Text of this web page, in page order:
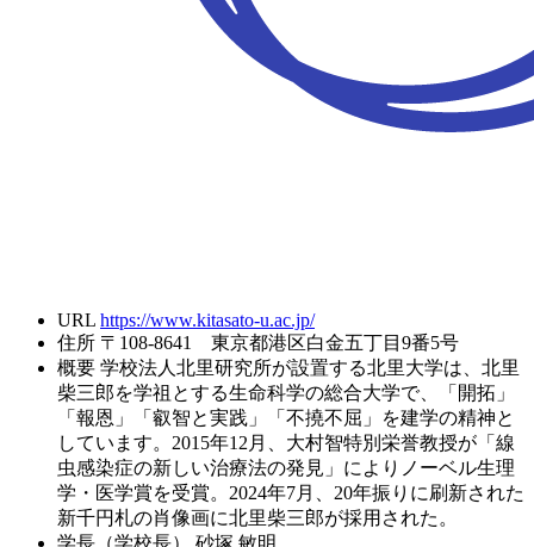
URL https://www.kitasato-u.ac.jp/
住所 〒108-8641 東京都港区白金五丁目9番5号
概要 学校法人北里研究所が設置する北里大学は、北里
柴三郎を学祖とする生命科学の総合大学で、「開拓」
「報恩」「叡智と実践」「不撓不屈」を建学の精神と
しています。2015年12月、大村智特別栄誉教授が「線
虫感染症の新しい治療法の発見」によりノーベル生理
学・医学賞を受賞。2024年7月、20年振りに刷新された
新千円札の肖像画に北里柴三郎が採用された。